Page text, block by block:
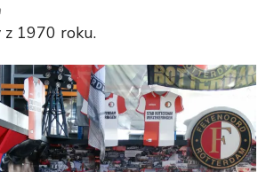
z 1970 roku.